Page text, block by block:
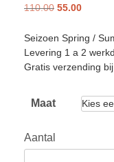
110.00 55.00
Seizoen Spring /
Levering 1 a 2
Gratis verzending
Maat
Aantal